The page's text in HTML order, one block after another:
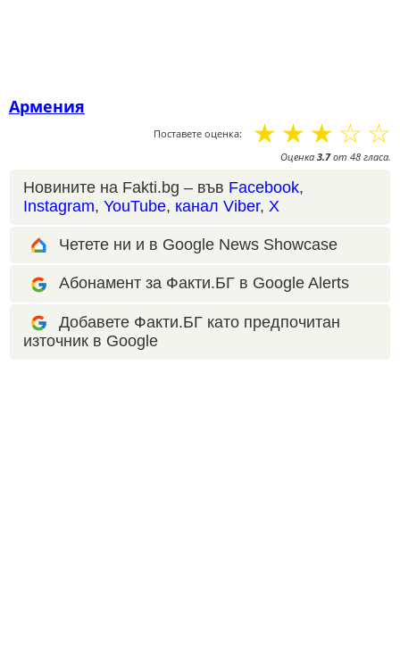
Армения
Поставете оценка: ☆
☆
☆
☆
☆
Оценка 3.7от 48 гласа.
Новините на Fakti.bg – във Facebook,
Instagram, YouTube, канал Viber, X
Четете ни и в Google News Showcase
Абонамент за Факти.БГ в Google Alerts
Добавете Факти.БГ като предпочитан
източник в Google